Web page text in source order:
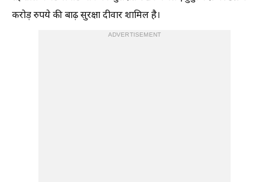
करोड़ रुपये की बाढ़ सुरक्षा दीवार शामिल है।
ADVERTISEMENT